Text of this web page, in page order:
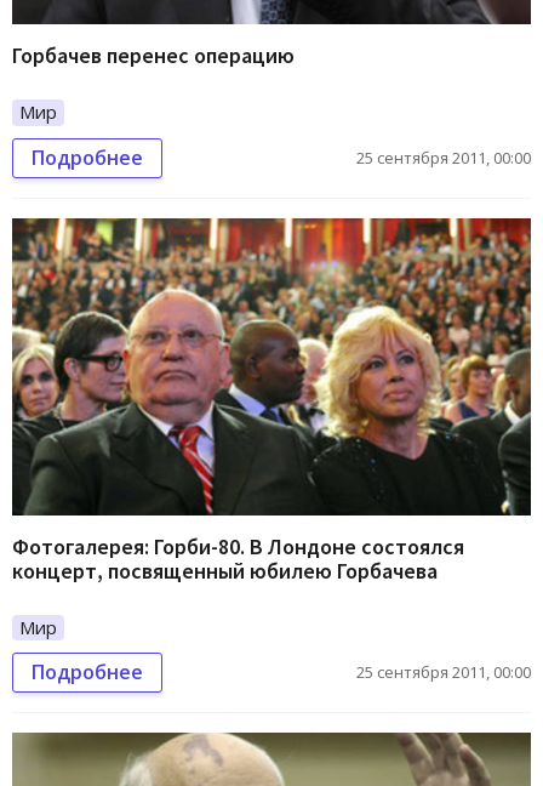
Горбачев перенес операцию
Мир
Подробнее 25 сентября 2011, 00:00
Фотогалерея: Горби-80. В Лондоне состоялся
концерт, посвященный юбилею Горбачева
Мир
Подробнее 25 сентября 2011, 00:00